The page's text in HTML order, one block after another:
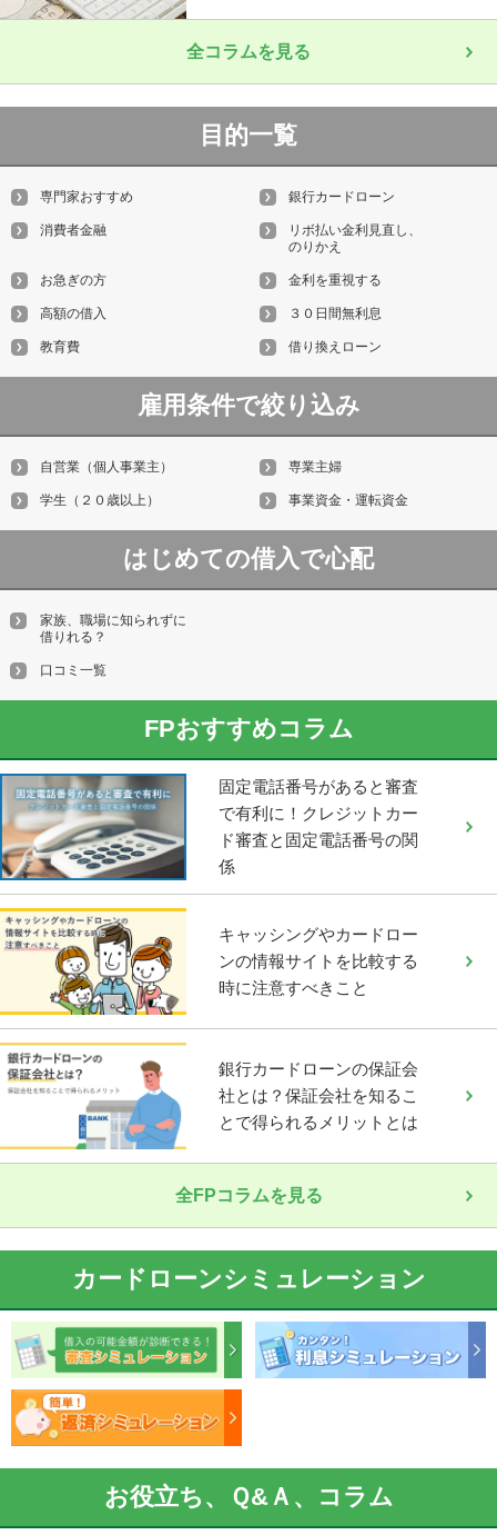
全コラムを見る
目的一覧
専門家おすすめ 銀行カードローン
消費者金融
リボ払い金利見直し、
のりかえ
お急ぎの方 金利を重視する
高額の借入 ３０日間無利息
教育費 借り換えローン
雇用条件で絞り込み
自営業（個人事業主） 専業主婦
学生（２０歳以上） 事業資金・運転資金
はじめての借入で心配
家族、職場に知られずに
借りれる？
口コミ一覧
FPおすすめコラム
固定電話番号があると審査
で有利に！クレジットカー
ド審査と固定電話番号の関
係
キャッシングやカードロー
ンの情報サイトを比較する
時に注意すべきこと
銀行カードローンの保証会
社とは？保証会社を知るこ
とで得られるメリットとは
全FPコラムを見る
カードローンシミュレーション
お役立ち、Ｑ&Ａ、コラム